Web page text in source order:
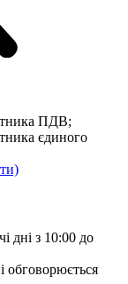
ПДВ;
єдиного
дні з 10:00 до
обговорюється